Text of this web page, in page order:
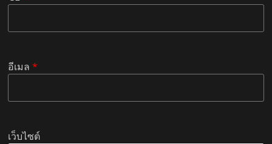
อีเมล*
เว็บไซต์